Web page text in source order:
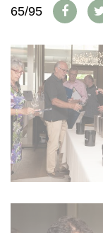
ABO
ARCHIV
VORTEILSWELT
BÜCHER
WEINSZENE
PORTRAITS
VINOPHILES
ARCHIV
ANMELDEN
AWARDS
GEWINNSPIELE
VORTEILSWELT
TRINKREIFETABELLE
ABO
WEINSUCHE
NEWSLETTER
WINE TRADE CLUB
REDAKTION
65/95